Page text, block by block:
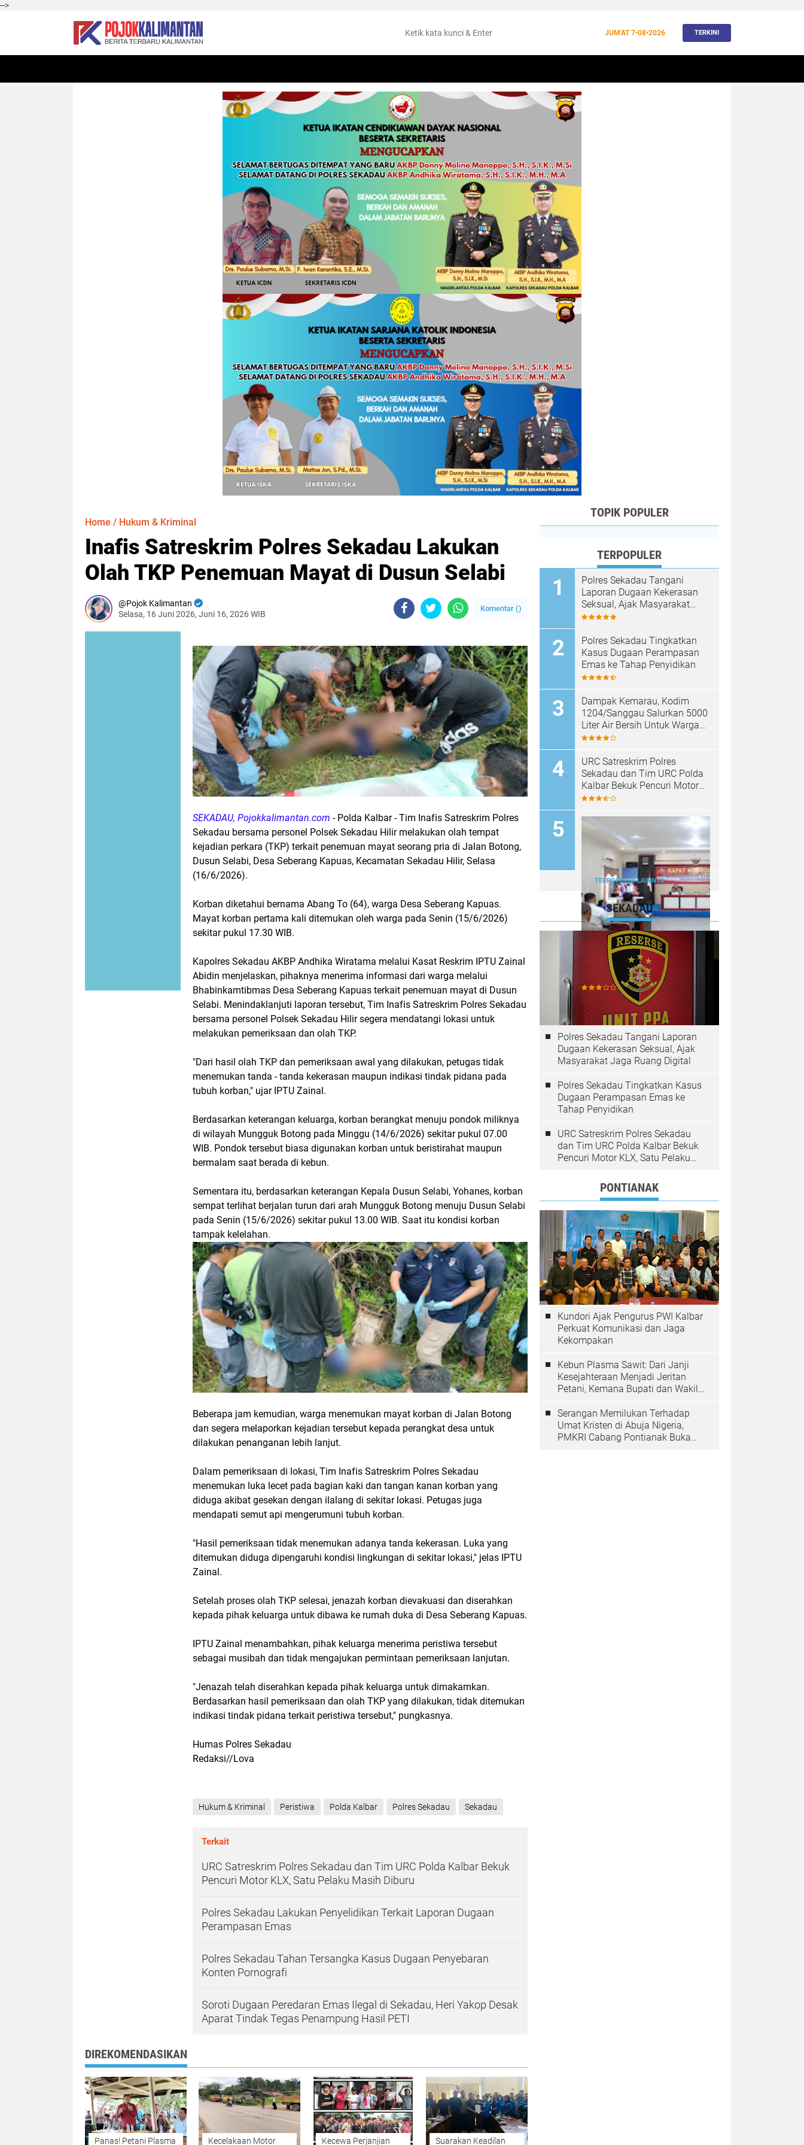
-->
JUM'AT7•08•2026 TERKINI
Home / Hukum & Kriminal
Inafis Satreskrim Polres Sekadau Lakukan
Olah TKP Penemuan Mayat di Dusun Selabi
Pojok Kalimantan
Selasa, 16 Juni 2026, Juni 16, 2026 WIB
Komentar ()
SEKADAU, Pojokkalimantan.com - Polda Kalbar - Tim Inafis Satreskrim Polres
Sekadau bersama personel Polsek Sekadau Hilir melakukan olah tempat
kejadian perkara (TKP) terkait penemuan mayat seorang pria di Jalan Botong,
Dusun Selabi, Desa Seberang Kapuas, Kecamatan Sekadau Hilir, Selasa
(16/6/2026).
Korban diketahui bernama Abang To (64), warga Desa Seberang Kapuas.
Mayat korban pertama kali ditemukan oleh warga pada Senin (15/6/2026)
sekitar pukul 17.30 WIB.
Kapolres Sekadau AKBP Andhika Wiratama melalui Kasat Reskrim IPTU Zainal
Abidin menjelaskan, pihaknya menerima informasi dari warga melalui
Bhabinkamtibmas Desa Seberang Kapuas terkait penemuan mayat di Dusun
Selabi. Menindaklanjuti laporan tersebut, Tim Inafis Satreskrim Polres Sekadau
bersama personel Polsek Sekadau Hilir segera mendatangi lokasi untuk
melakukan pemeriksaan dan olah TKP.
"Dari hasil olah TKP dan pemeriksaan awal yang dilakukan, petugas tidak
menemukan tanda - tanda kekerasan maupun indikasi tindak pidana pada
tubuh korban," ujar IPTU Zainal.
Berdasarkan keterangan keluarga, korban berangkat menuju pondok miliknya
di wilayah Mungguk Botong pada Minggu (14/6/2026) sekitar pukul 07.00
WIB. Pondok tersebut biasa digunakan korban untuk beristirahat maupun
bermalam saat berada di kebun.
Sementara itu, berdasarkan keterangan Kepala Dusun Selabi, Yohanes, korban
sempat terlihat berjalan turun dari arah Mungguk Botong menuju Dusun Selabi
pada Senin (15/6/2026) sekitar pukul 13.00 WIB. Saat itu kondisi korban
tampak kelelahan.
Beberapa jam kemudian, warga menemukan mayat korban di Jalan Botong
dan segera melaporkan kejadian tersebut kepada perangkat desa untuk
dilakukan penanganan lebih lanjut.
Dalam pemeriksaan di lokasi, Tim Inafis Satreskrim Polres Sekadau
menemukan luka lecet pada bagian kaki dan tangan kanan korban yang
diduga akibat gesekan dengan ilalang di sekitar lokasi. Petugas juga
mendapati semut api mengerumuni tubuh korban.
"Hasil pemeriksaan tidak menemukan adanya tanda kekerasan. Luka yang
ditemukan diduga dipengaruhi kondisi lingkungan di sekitar lokasi," jelas IPTU
Zainal.
Setelah proses olah TKP selesai, jenazah korban dievakuasi dan diserahkan
kepada pihak keluarga untuk dibawa ke rumah duka di Desa Seberang Kapuas.
IPTU Zainal menambahkan, pihak keluarga menerima peristiwa tersebut
sebagai musibah dan tidak mengajukan permintaan pemeriksaan lanjutan.
"Jenazah telah diserahkan kepada pihak keluarga untuk dimakamkan.
Berdasarkan hasil pemeriksaan dan olah TKP yang dilakukan, tidak ditemukan
indikasi tindak pidana terkait peristiwa tersebut," pungkasnya.
Humas Polres Sekadau
Redaksi//Lova
Hukum & Kriminal Peristiwa Polda Kalbar Polres Sekadau Sekadau
Terkait
URC Satreskrim Polres Sekadau dan Tim URC Polda Kalbar Bekuk
Pencuri Motor KLX, Satu Pelaku Masih Diburu
Polres Sekadau Lakukan Penyelidikan Terkait Laporan Dugaan
Perampasan Emas
Polres Sekadau Tahan Tersangka Kasus Dugaan Penyebaran
Konten Pornografi
Soroti Dugaan Peredaran Emas Ilegal di Sekadau, Heri Yakop Desak
Aparat Tindak Tegas Penampung Hasil PETI
DIREKOMENDASIKAN
Panas! Petani Plasma Kecelakaan Motor Kecewa Perjanjian Suarakan Keadilan
TOPIK POPULER
TERPOPULER
Polres Sekadau Tangani
Laporan Dugaan Kekerasan
Seksual, Ajak Masyarakat
Jaga Ruang Digital
Polres Sekadau Tingkatkan
Kasus Dugaan Perampasan
Emas ke Tahap Penyidikan
Dampak Kemarau, Kodim
1204/Sanggau Salurkan 5000
Liter Air Bersih Untuk Warga
Desa Entakai
URC Satreskrim Polres
Sekadau dan Tim URC Polda
Kalbar Bekuk Pencuri Motor
KLX, Satu Pelaku Masih
Polres Sekadau Gelar Rakor
Penanganan Karhutla,
Tingkatkan Kesiapsiagaan
Jajaran
TERPOPULER LAINNYA
SEKADAU
Polres Sekadau Tangani Laporan
Dugaan Kekerasan Seksual, Ajak
Masyarakat Jaga Ruang Digital
Polres Sekadau Tingkatkan Kasus
Dugaan Perampasan Emas ke
Tahap Penyidikan
URC Satreskrim Polres Sekadau
dan Tim URC Polda Kalbar Bekuk
Pencuri Motor KLX, Satu Pelaku
PONTIANAK
Kundori Ajak Pengurus PWI Kalbar
Perkuat Komunikasi dan Jaga
Kekompakan
Kebun Plasma Sawit: Dari Janji
Kesejahteraan Menjadi Jeritan
Petani, Kemana Bupati dan Wakil
Serangan Memilukan Terhadap
Umat Kristen di Abuja Nigeria,
PMKRI Cabang Pontianak Buka